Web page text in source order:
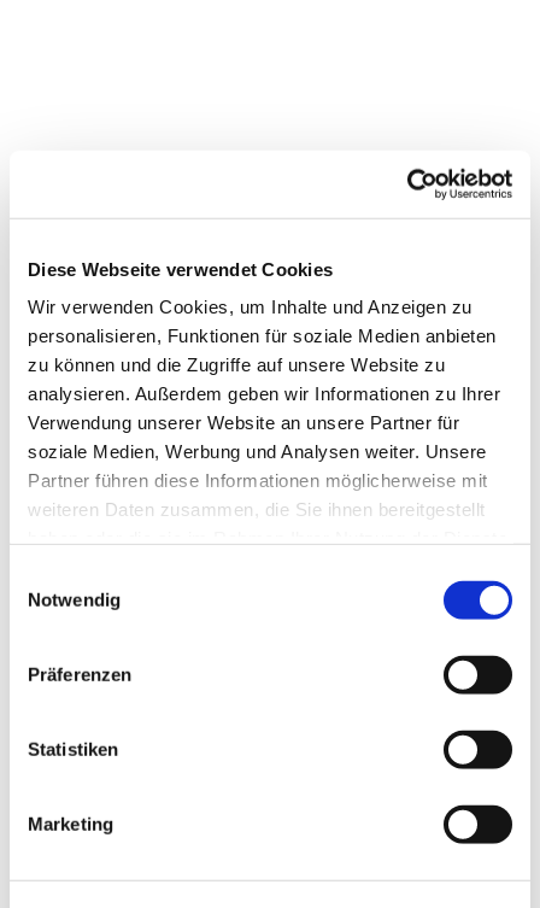
Diese Webseite verwendet Cookies
Wir verwenden Cookies, um Inhalte und Anzeigen zu
personalisieren, Funktionen für soziale Medien anbieten
zu können und die Zugriffe auf unsere Website zu
analysieren. Außerdem geben wir Informationen zu Ihrer
Verwendung unserer Website an unsere Partner für
soziale Medien, Werbung und Analysen weiter. Unsere
Partner führen diese Informationen möglicherweise mit
weiteren Daten zusammen, die Sie ihnen bereitgestellt
Notwendig
Präferenzen
Statistiken
Marketing
Dies könnte Sie auch
interessieren